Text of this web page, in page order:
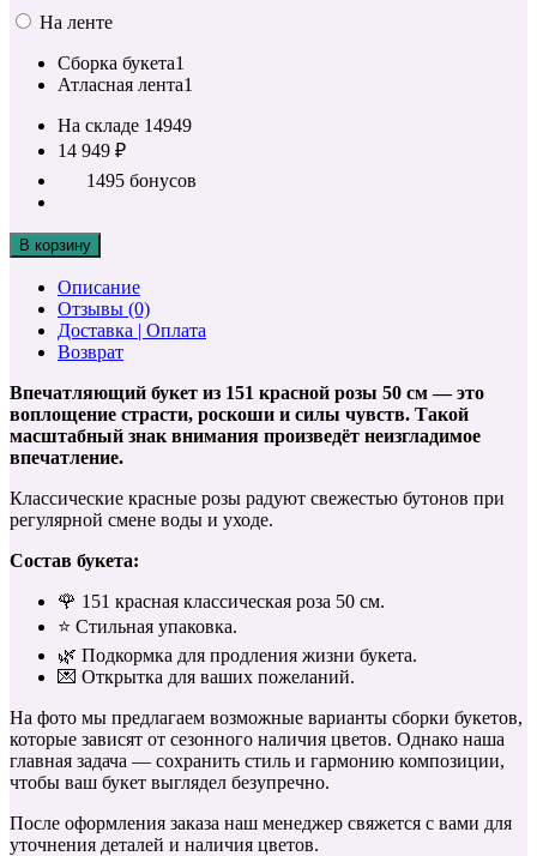
На ленте
Сборка букета1
Атласная лента1
На складе 14949
14 949 ₽
1495 бонусов
В корзину
Описание
Отзывы (0)
Доставка | Оплата
Возврат
Впечатляющий букет из 151 красной розы 50 см — это
воплощение страсти, роскоши и силы чувств. Такой
масштабный знак внимания произведёт неизгладимое
впечатление.
Классические красные розы радуют свежестью бутонов при
регулярной смене воды и уходе.
Состав букета:
🌹 151 красная классическая роза 50 см.
⭐️ Стильная упаковка.
🌿 Подкормка для продления жизни букета.
💌 Открытка для ваших пожеланий.
На фото мы предлагаем возможные варианты сборки букетов,
которые зависят от сезонного наличия цветов. Однако наша
главная задача — сохранить стиль и гармонию композиции,
чтобы ваш букет выглядел безупречно.
После оформления заказа наш менеджер свяжется с вами для
уточнения деталей и наличия цветов.